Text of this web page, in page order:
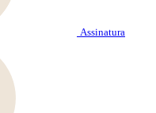
Assinatura